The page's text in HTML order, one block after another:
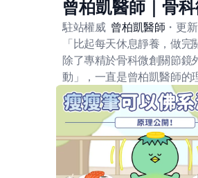
曾柏凱醫師｜骨
駐站權威 曾柏凱醫師 ・更
「比起每天休息靜養，做
除了專精於骨科微創關節鏡
動」，一直是曾柏凱醫師的